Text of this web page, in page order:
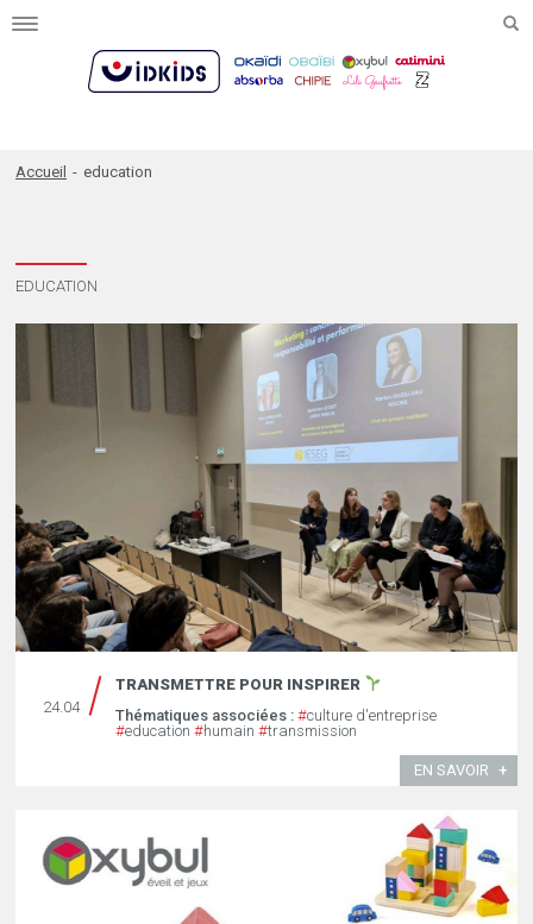
Toggle
Accueil - education
EDUCATION
24.04
TRANSMETTRE POUR INSPIRER
Thématiques associées : #culture d'entreprise
#education #humain #transmission
EN SAVOIR